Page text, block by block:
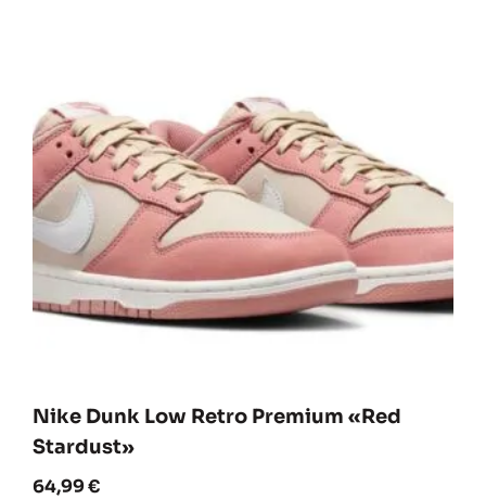
Nike Dunk Low Retro Premium «Red
Stardust»
64,99€